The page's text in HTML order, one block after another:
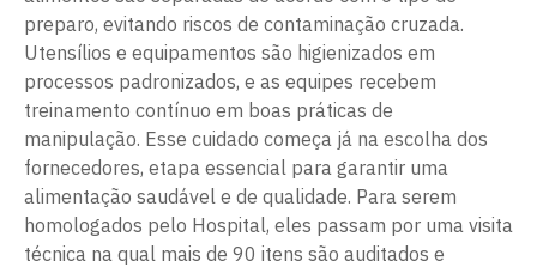
preparo, evitando riscos de contaminação cruzada.
Utensílios e equipamentos são higienizados em
processos padronizados, e as equipes recebem
treinamento contínuo em boas práticas de
manipulação. Esse cuidado começa já na escolha dos
fornecedores, etapa essencial para garantir uma
alimentação saudável e de qualidade. Para serem
homologados pelo Hospital, eles passam por uma visita
técnica na qual mais de 90 itens são auditados e